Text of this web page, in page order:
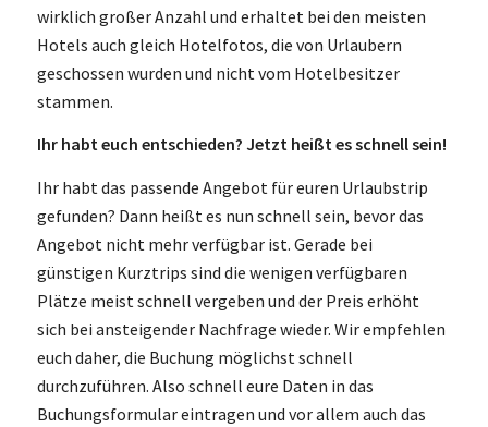
wirklich großer Anzahl und erhaltet bei den meisten
Hotels auch gleich Hotelfotos, die von Urlaubern
geschossen wurden und nicht vom Hotelbesitzer
stammen.
Ihr habt euch entschieden? Jetzt heißt es schnell sein!
Ihr habt das passende Angebot für euren Urlaubstrip
gefunden? Dann heißt es nun schnell sein, bevor das
Angebot nicht mehr verfügbar ist. Gerade bei
günstigen Kurztrips sind die wenigen verfügbaren
Plätze meist schnell vergeben und der Preis erhöht
sich bei ansteigender Nachfrage wieder. Wir empfehlen
euch daher, die Buchung möglichst schnell
durchzuführen. Also schnell eure Daten in das
Buchungsformular eintragen und vor allem auch das